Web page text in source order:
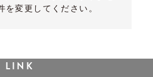
を変更してください。
LINK